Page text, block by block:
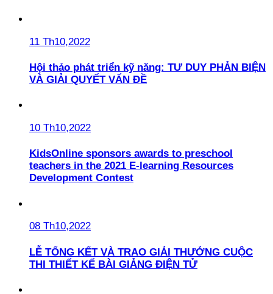
11 Th10,2022
Hội thảo phát triển kỹ năng: TƯ DUY PHẢN BIỆN
VÀ GIẢI QUYẾT VẤN ĐỀ
10 Th10,2022
KidsOnline sponsors awards to preschool
teachers in the 2021 E-learning Resources
Development Contest
08 Th10,2022
LỄ TỔNG KẾT VÀ TRAO GIẢI THƯỞNG CUỘC
THI THIẾT KẾ BÀI GIẢNG ĐIỆN TỬ